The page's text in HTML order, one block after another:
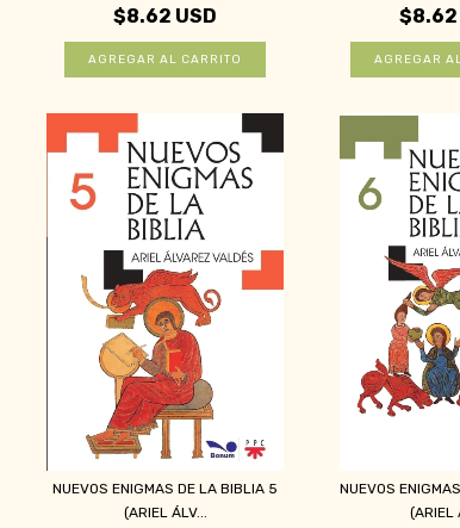
$8.62 USD $8.62
NUEVOS ENIGMAS DE LA BIBLIA 5
(ARIEL ÁLV...
NUEVOS
(ARIEL